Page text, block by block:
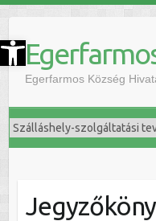
Eszköztár megnyitása
Egerfarmos Község